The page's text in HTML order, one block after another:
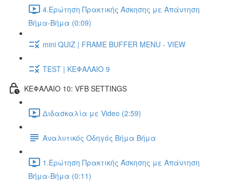
4.Ερώτηση Πρακτικής Άσκησης με Απάντηση
Βήμα-Βήμα (0:09)
mini QUIZ | FRAME BUFFER MENU - VIEW
TEST | ΚΕΦΑΛΑΙΟ 9
ΚΕΦΑΛΑΙΟ 10: VFB SETTINGS
Διδασκαλία με Video (2:59)
Αναλυτικός Οδηγός Βήμα Βήμα
1.Ερώτηση Πρακτικής Άσκησης με Απάντηση
Βήμα-Βήμα (0:11)